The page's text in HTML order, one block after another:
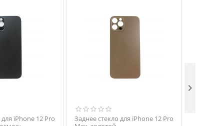
iPhone 12 Pro
Заднее стекло для iPhone 12 Pro
